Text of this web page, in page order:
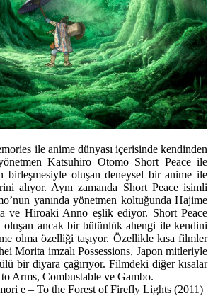
ile anime dünyası içerisinde kendinden
Katsuhiro Otomo Short Peace ile
birleşmesiyle oluşan deneysel bir anime ile
alıyor. Aynı zamanda Short Peace isimli
yanında yönetmen koltuğunda Hajime
ve Hiroaki Anno eşlik ediyor. Short Peace
oluşan ancak bir bütünlük ahengi ile kendini
olma özelliği taşıyor. Özellikle kısa filmler
Morita imzalı Possessions, Japon mitleriyle
bir diyara çağırıyor. Filmdeki diğer kısalar
Arms, Combustable ve Gambo.
e – To the Forest of Firefly Lights (2011)